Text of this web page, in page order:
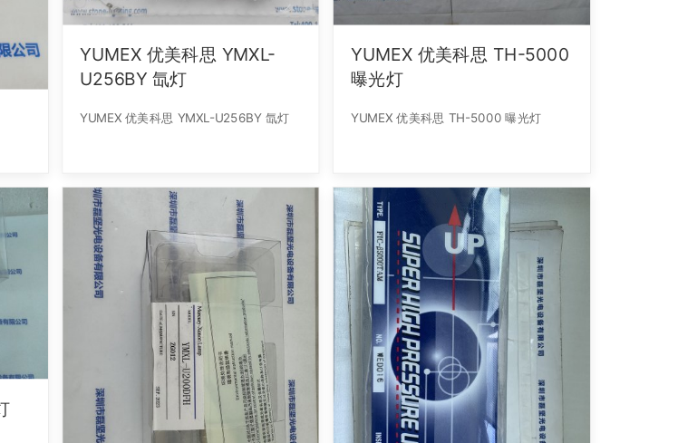
YUMEX 优美科思 YMXL-
U256BY 氙灯
YUMEX 优美科思 YMXL-U256BY 氙灯
YUMEX 优美科思 TH-5000
曝光灯
YUMEX 优美科思 TH-5000 曝光灯